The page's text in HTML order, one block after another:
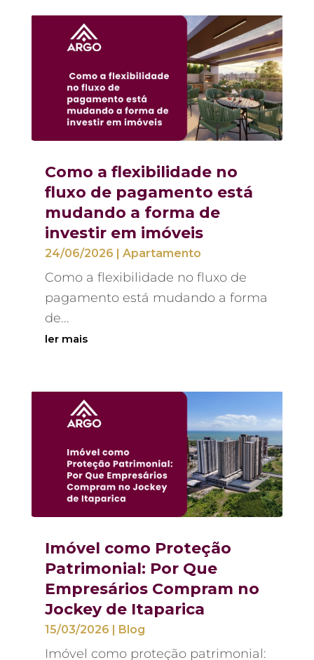
Como a flexibilidade no
fluxo de pagamento está
mudando a forma de
investir em imóveis
24/06/2026 Apartamento
Como a flexibilidade no fluxo de
pagamento está mudando a forma
de...
ler mais
Imóvel como Proteção
Patrimonial: Por Que
Empresários Compram no
Jockey de Itaparica
15/03/2026 | Blog
Imóvel como proteção patrimonial: